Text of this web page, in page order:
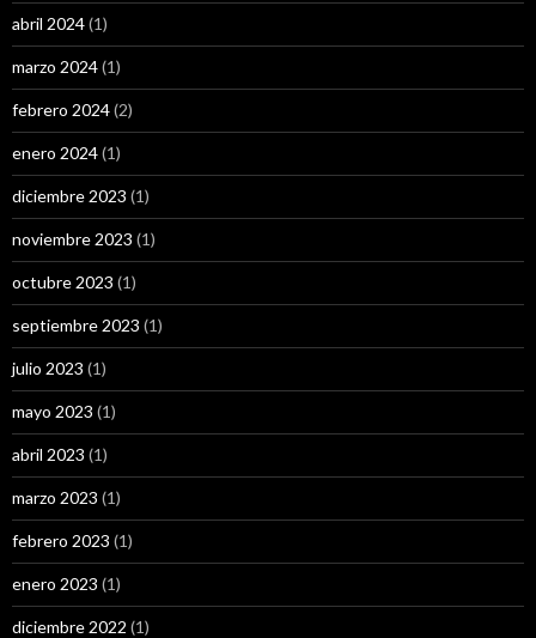
abril 2024(1)
marzo 2024(1)
febrero 2024(2)
enero 2024(1)
diciembre 2023 (1)
noviembre 2023 (1)
octubre 2023 (1)
septiembre 2023 (1)
julio 2023 (1)
mayo 2023 (1)
abril 2023 (1)
marzo 2023 (1)
febrero 2023 (1)
enero 2023 (1)
diciembre 2022 (1)